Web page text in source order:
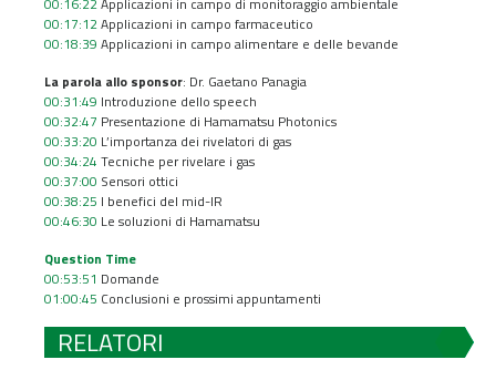
00:17:12Applicazioni in campo farmaceutico
00:18:39 Applicazioni in campo alimentare e delle bevande
La parola allo sponsor: Dr. Gaetano Panagia
00:31:49 Introduzione dello speech
00:32:47 Presentazione di Hamamatsu Photonics
00:33:20 L’importanza dei rivelatori di gas
00:34:24 Tecniche per rivelare i gas
00:37:00 Sensori ottici
00:38:25 I benefici del mid-IR
00:46:30 Le soluzioni di Hamamatsu
Question Time
00:53:51 Domande
01:00:45 Conclusioni e prossimi appuntamenti
RELATORI